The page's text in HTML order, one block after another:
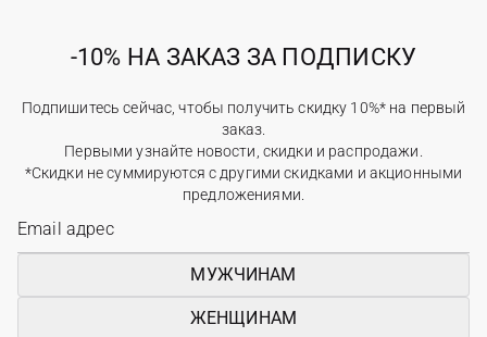
-10% НА ЗАКАЗ ЗА ПОДПИСКУ
Подпишитесь сейчас, чтобы получить скидку 10%* на первый
заказ.
Первыми узнайте новости, скидки и распродажи.
*Скидки не суммируются с другими скидками и акционными
предложениями.
МУЖЧИНАМ
ЖЕНЩИНАМ